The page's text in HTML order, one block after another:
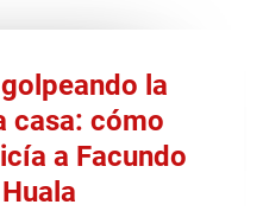
la
casa: cómo
a Facundo